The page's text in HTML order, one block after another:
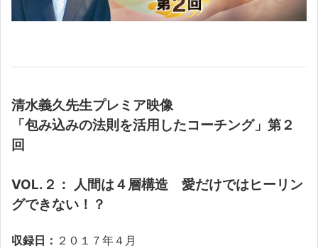
清水義久先生プレミア映像
「包み込みの法則を活用したコーチング」第２
回
VOL.２：
人間は４層構造 愛だけではヒーリン
グできない！？
収録日： ２０１７年４月